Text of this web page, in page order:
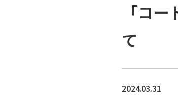
「コ
て
2024.03.31